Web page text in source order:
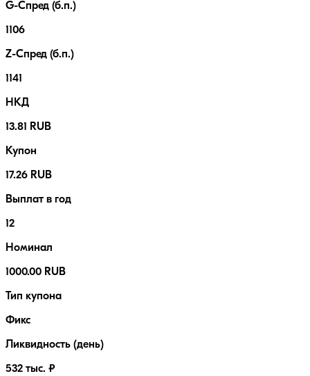
G-Спред (б.п.)
1106
Z-Спред (б.п.)
1141
НКД
13.81 RUB
Купон
17.26 RUB
Выплат в год
12
Номинал
1000.00 RUB
Тип купона
Фикс
Ликвидность (день)
532 тыс. ₽